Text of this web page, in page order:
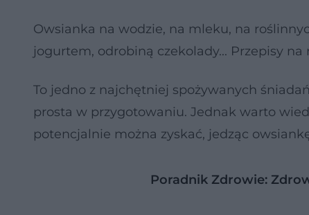
Owsianka na wodzie, na mleku, na
jogurtem, odrobiną czekolady... Przepisy
To jedno z najchętniej spożywanych
prosta w przygotowaniu. Jednak warto
potencjalnie można zyskać, jedząc
Poradnik Zdrowie: